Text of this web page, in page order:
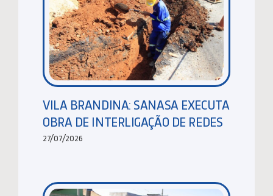
VILA BRANDINA: SANASA EXECUTA
OBRA DE INTERLIGAÇÃO DE REDES
27/07/2026